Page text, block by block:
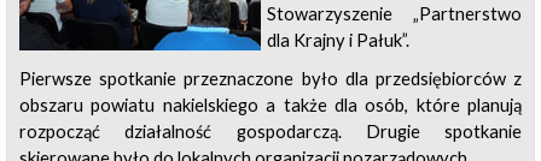
Stowarzyszenie „Partnerstwo
dla Krajny i Pałuk”.
Pierwsze spotkanie przeznaczone było dla przedsiębiorców z
obszaru powiatu nakielskiego a także dla osób, które planują
rozpocząć działalność gospodarczą. Drugie spotkanie